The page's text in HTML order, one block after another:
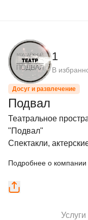
1
В
Досуг и развлечение
Подвал
Театральное
"Подвал"
Спектакли,
Подробнее о компании
Услуги